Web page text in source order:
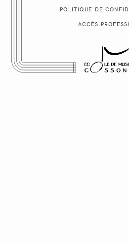
POLITIQUE DE
ACCÈS